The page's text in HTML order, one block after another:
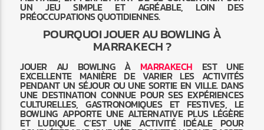
UN JEU SIMPLE ET AGRÉABLE, LOIN DES
PRÉOCCUPATIONS QUOTIDIENNES.
POURQUOI JOUER AU BOWLING À
MARRAKECH ?
JOUER AU BOWLING À MARRAKECH EST UNE
EXCELLENTE MANIÈRE DE VARIER LES ACTIVITÉS
PENDANT UN SÉJOUR OU UNE SORTIE EN VILLE. DANS
UNE DESTINATION CONNUE POUR SES EXPÉRIENCES
CULTURELLES, GASTRONOMIQUES ET FESTIVES, LE
BOWLING APPORTE UNE ALTERNATIVE PLUS LÉGÈRE
ET LUDIQUE. C’EST UNE ACTIVITÉ IDÉALE POUR